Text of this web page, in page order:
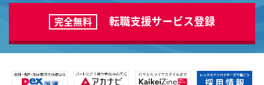
完全無料 転職支援サービス登録